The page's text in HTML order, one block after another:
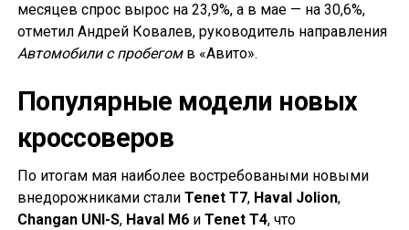
месяцев спрос вырос на 23,9%, а в мае — на 30,6%,
отметил Андрей Ковалев, руководитель направления
Автомобили с пробегомв «Авито».
Популярные модели новых
кроссоверов
По итогам мая наиболее востребоваными новыми
внедорожниками стали Tenet T7, Haval Jolion,
Changan UNI-S, Haval M6и Tenet T4, что